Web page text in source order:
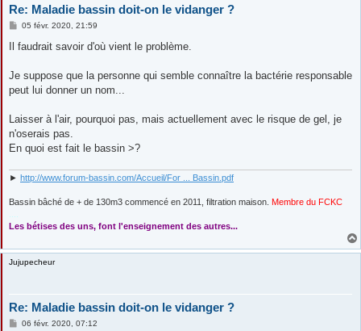
Re: Maladie bassin doit-on le vidanger ?
M
s
g
05 févr. 2020, 21:59
Il faudrait savoir d'où vient le problème.
Je suppose que la personne qui semble connaître la bactérie responsable
peut lui donner un nom...
Laisser à l'air, pourquoi pas, mais actuellement avec le risque de gel, je
n'oserais pas.
En quoi est fait le bassin >?
► http://www.forum-bassin.com/Accueil/For ... Bassin.pdf
Bassin bâché de + de 130m3 commencé en 2011, filtration maison. Membre du FCKC
Les bétises des uns, font l'enseignement des autres...
Jujupecheur
Re: Maladie bassin doit-on le vidanger ?
M06 févr. 2020, 07:12